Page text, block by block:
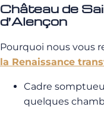
Château de
d’Alençon
Pourquoi nous vous
la Renaissance
Cadre
quelques